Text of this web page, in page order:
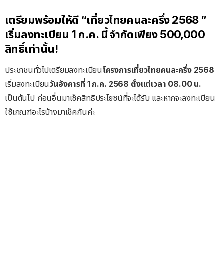
เตรียมพร้อมให้ดี “เที่ยวไทยคนละครึ่ง 2568 ”
เริ่มลงทะเบียน 1 ก.ค. นี้ จำกัดเพียง 500,000
สิทธิ์เท่านั้น!
ประชาชนทั่วไปเตรียมลงทะเบียนโครงการเที่ยวไทยคนละครึ่ง 2568
เริ่มลงทะเบียนวันอังคารที่ 1 ก.ค. 2568 ตั้งแต่เวลา 08.00 น.
เป็นต้นไป ก่อนอื่นมาเช็คสิทธิประโยชน์ที่จะได้รับ และหากจะลงทะเบียน
ใช้เกณฑ์อะไรบ้างมาเช็คกันค่ะ